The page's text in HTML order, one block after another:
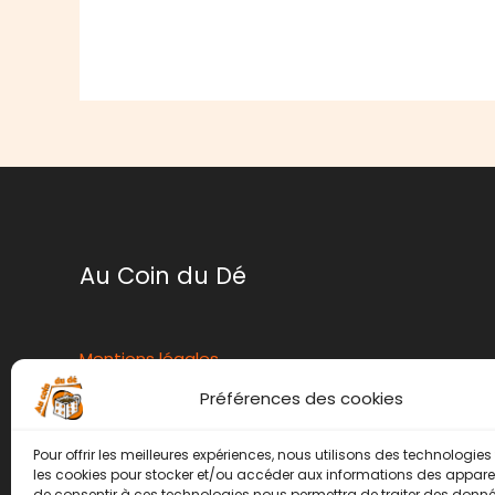
Préférences des cookies
Pour offrir les meilleures expériences, nous utilisons des
les cookies pour stocker et/ou accéder aux informations des
Au Coin du Dé
Mentions légales
Conditions générales de ventes
Politique de retour
Contact